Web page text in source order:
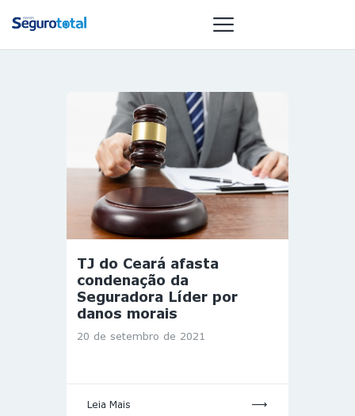
NOTÍCIAS
REVISTA
ESPECIAIS
GAIVOTA DE
OURO
ST SUMMIT
GESTORAS
HOMEST
HOME
TJ do Ceará afasta
condenação da
Seguradora Líder por
danos morais
20 de setembro de 2021
Leia Mais